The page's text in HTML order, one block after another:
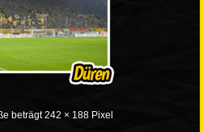
beträgt242 × 188Pixel